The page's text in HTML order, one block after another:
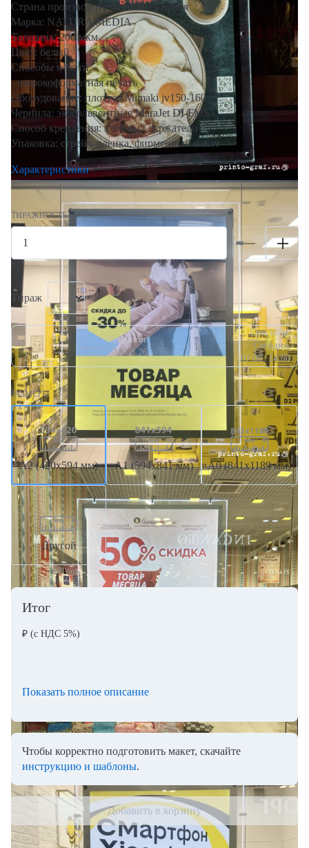
Страна производитель: Южная Корея
Марка: NATURA MEDIA
Толщина: 200 мкм
Цвет: белый
Способы печати:
- широкоформатная печать
Оборудование: плоттер Mimaki jv150-160
Чернила: экосольвентные MaraJet DI-FMS
Способ крепления: клипсы / держатели
Упаковка: стрейч-пленка, фирменный пакет
Характеристики
ТИРАЖНОСТЬ
Тираж
Срок изгот.
10.08.26
Срок изгот.
Сегодня,
07.08, 14:00
РАЗМЕРЫ
А2 (420х594 мм) А1 (594х841 мм) А0 (841х1189 мм)
Другой
Итог
₽ (с НДС 5%)
Показать полное описание
Чтобы корректно подготовить макет, скачайте
инструкцию и шаблоны.
Добавить в корзину